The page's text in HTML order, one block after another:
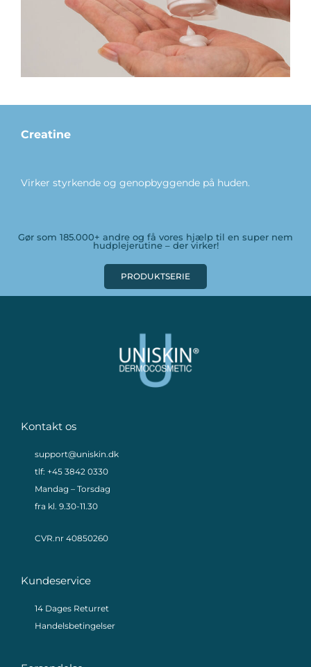
Creatine
Virker styrkende og genopbyggende på huden.
Gør som 185.000+ andre og få vores hjælp til en super nem
hudplejerutine – der virker!
PRODUKTSERIE
Kontakt os
support@uniskin.dk
tlf: +45 3842 0330
Mandag – Torsdag
fra kl. 9.30-11.30
CVR.nr 40850260
Kundeservice
14 Dages Returret
Handelsbetingelser